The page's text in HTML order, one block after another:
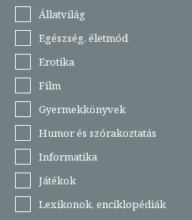
Állatvilág
Egészség, életmód
Erotika
Film
Gyermekkönyvek
Humor és szórakoztatás
Informatika
Játékok
Lexikonok, enciklopédiák